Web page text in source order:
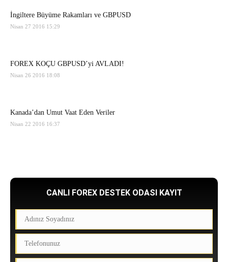
İngiltere Büyüme Rakamları ve GBPUSD
Nisan 27 2016 15:29
FOREX KOÇU GBPUSD’yi AVLADI!
Nisan 26 2016 18:08
Kanada’dan Umut Vaat Eden Veriler
Nisan 22 2016 16:37
CANLI FOREX DESTEK ODASI KAYIT